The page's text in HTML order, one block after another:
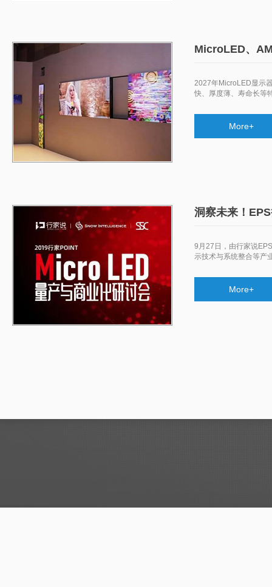
MicroLED、
2027年MicroLED显示
快、厚度薄、寿命长等
More+
洞察未来！
9月27日，由行家说
示技术与系统整合等产
More+